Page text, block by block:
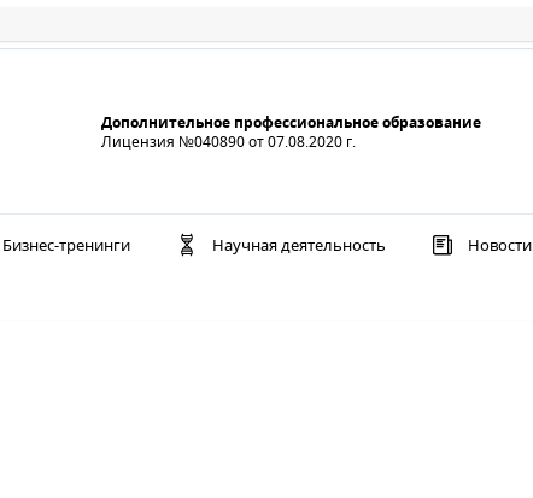
Дополнительное профессиональное образование
Лицензия №040890 от 07.08.2020 г.
Бизнес-тренинги Научная деятельность Новости